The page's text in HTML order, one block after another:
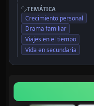
TEMÁTICA
Crecimiento personal
Drama familiar
Viajes en el tiempo
Vida en secundaria